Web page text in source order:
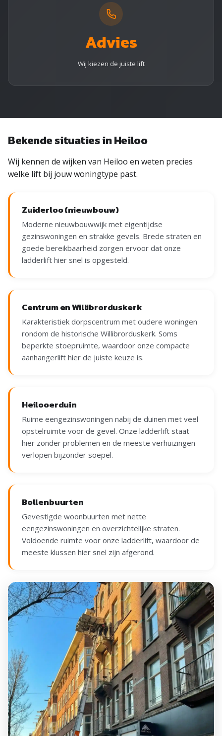
Advies
Wij kiezen de juiste lift
Bekende situaties in Heiloo
Wij kennen de wijken van Heiloo en weten precies
welke lift bij jouw woningtype past.
Zuiderloo (nieuwbouw)
Moderne nieuwbouwwijk met eigentijdse
gezinswoningen en strakke gevels. Brede straten en
goede bereikbaarheid zorgen ervoor dat onze
ladderlift hier snel is opgesteld.
Centrum en Willibrorduskerk
Karakteristiek dorpscentrum met oudere woningen
rondom de historische Willibrorduskerk. Soms
beperkte stoepruimte, waardoor onze compacte
aanhangerlift hier de juiste keuze is.
Heilooerduin
Ruime eengezinswoningen nabij de duinen met veel
opstelruimte voor de gevel. Onze ladderlift staat
hier zonder problemen en de meeste verhuizingen
verlopen bijzonder soepel.
Bollenbuurten
Gevestigde woonbuurten met nette
eengezinswoningen en overzichtelijke straten.
Voldoende ruimte voor onze ladderlift, waardoor de
meeste klussen hier snel zijn afgerond.